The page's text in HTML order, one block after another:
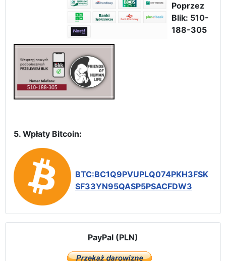
Poprzez
Blik: 510-
188-305
5. Wpłaty Bitcoin:
BTC:BC1Q9PVUPLQ074PKH3FSK
SF33YN95QASP5PSACFDW3
PayPal (PLN)